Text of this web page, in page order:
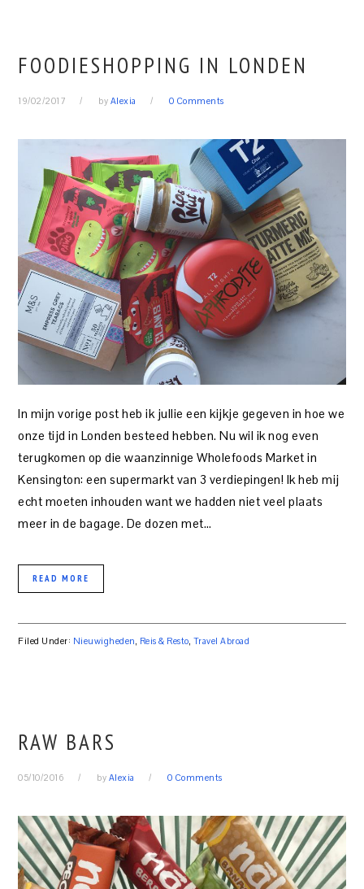
FOODIESHOPPING IN LONDEN
19/02/2017 by Alexia 0 Comments
In mijn vorige post heb ik jullie een kijkje gegeven in hoe we
onze tijd in Londen besteed hebben. Nu wil ik nog even
terugkomen op die waanzinnige Wholefoods Market in
Kensington: een supermarkt van 3 verdiepingen! Ik heb mij
echt moeten inhouden want we hadden niet veel plaats
meer in de bagage. De dozen met…
READ MORE
Filed Under: Nieuwigheden, Reis & Resto, Travel Abroad
RAW BARS
05/10/2016 by Alexia 0 Comments